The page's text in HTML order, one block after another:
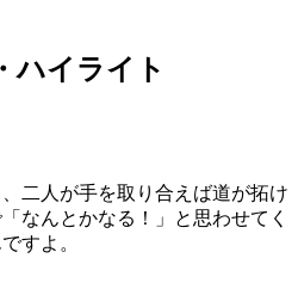
ハイライト
二人が手を取り合えば道が拓け
なんとかなる！」と思わせてく
すよ。